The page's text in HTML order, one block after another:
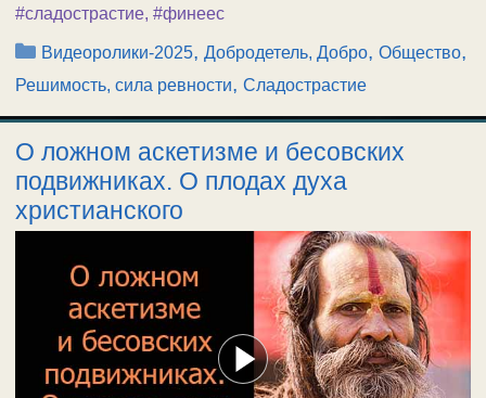
#сладострастие, #финеес
Рубрики
Видеоролики-2025,Добродетель, Добро,Общество,
Решимость, сила ревности, Сладострастие
О ложном аскетизме и бесовских
подвижниках. О плодах духа
христианского